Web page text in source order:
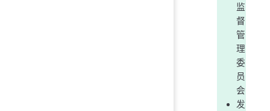
监
督
管
理
委
员
会
发